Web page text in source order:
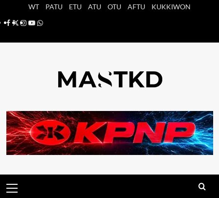
WT PATU ETU ATU OTU AFTU
KUKKIWON
Facebook
X Instagram
YouTube
Whatsapp
principal